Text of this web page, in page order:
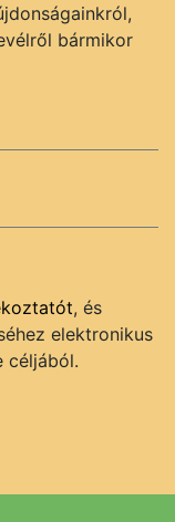
bármikor
, és
elektronikus
céljából.